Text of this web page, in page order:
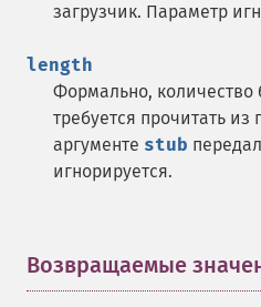
загрузчик. Параметр
length
Формально, количество
требуется прочитать из
аргументе stub
игнорируется.
Возвращаемые